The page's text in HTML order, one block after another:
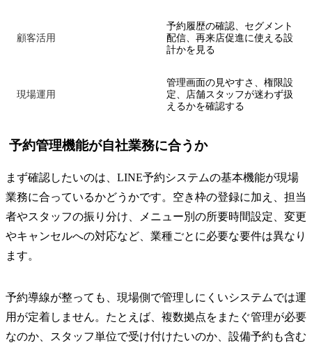
顧客活用
予約履歴の確認、セグメント
配信、再来店促進に使える設
計かを見る
現場運用
管理画面の見やすさ、権限設
定、店舗スタッフが迷わず扱
えるかを確認する
予約管理機能が自社業務に合うか
まず確認したいのは、LINE予約システムの基本機能が現場
業務に合っているかどうかです。空き枠の登録に加え、担当
者やスタッフの振り分け、メニュー別の所要時間設定、変更
やキャンセルへの対応など、業種ごとに必要な要件は異なり
ます。
予約導線が整っても、現場側で管理しにくいシステムでは運
用が定着しません。たとえば、複数拠点をまたぐ管理が必要
なのか、スタッフ単位で受け付けたいのか、設備予約も含む